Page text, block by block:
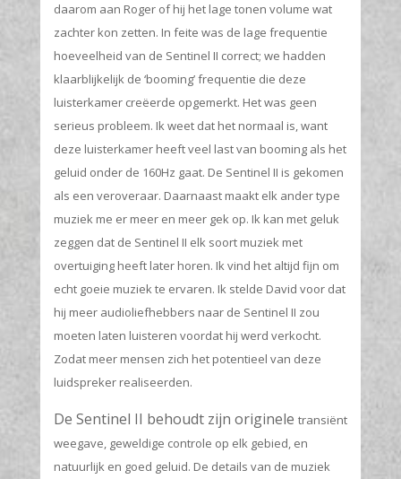
daarom aan Roger of hij het lage tonen volume wat
zachter kon zetten. In feite was de lage frequentie
hoeveelheid van de Sentinel II correct; we hadden
klaarblijkelijk de ‘booming’ frequentie die deze
luisterkamer creëerde opgemerkt. Het was geen
serieus probleem. Ik weet dat het normaal is, want
deze luisterkamer heeft veel last van booming als het
geluid onder de 160Hz gaat. De Sentinel II is gekomen
als een veroveraar. Daarnaast maakt elk ander type
muziek me er meer en meer gek op. Ik kan met geluk
zeggen dat de Sentinel II elk soort muziek met
overtuiging heeft later horen. Ik vind het altijd fijn om
echt goeie muziek te ervaren. Ik stelde David voor dat
hij meer audioliefhebbers naar de Sentinel II zou
moeten laten luisteren voordat hij werd verkocht.
Zodat meer mensen zich het potentieel van deze
luidspreker realiseerden.
De Sentinel II behoudt zijn originele transiënt
weegave, geweldige controle op elk gebied, en
natuurlijk en goed geluid. De details van de muziek